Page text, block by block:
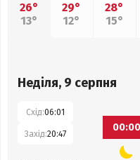
26°
13°
29°
12°
28°
15°
Неділя, 9 серпня
Схід:06:01
Захід:20:47
00:00